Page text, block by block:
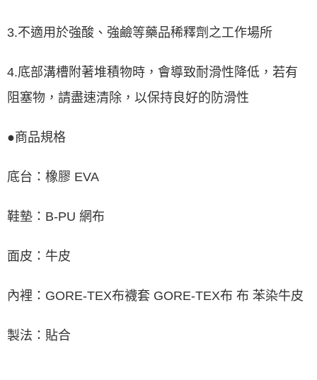
3.不適用於強酸、強鹼等藥品稀釋劑之工作場所
4.底部溝槽附著堆積物時，會導致耐滑性降低，若有
阻塞物，請盡速清除，以保持良好的防滑性
●商品規格
底台：橡膠 EVA
鞋墊：B-PU 網布
面皮：牛皮
內裡：GORE-TEX布襪套 GORE-TEX布 布 苯染牛皮
製法：貼合